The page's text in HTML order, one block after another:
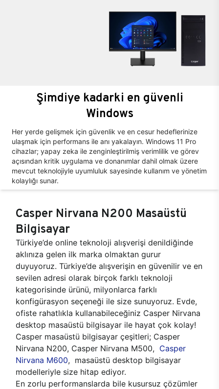
Şimdiye kadarki en güvenli
Windows
Her yerde gelişmek için güvenlik ve en cesur hedeflerinize
ulaşmak için performans ile anı yakalayın. Windows 11 Pro
cihazlar; yapay zeka ile zenginleştirilmiş verimlilik ve görev
açısından kritik uygulama ve donanımlar dahil olmak üzere
mevcut teknolojiyle uyumluluk sayesinde kullanım ve yönetim
kolaylığı sunar.
Casper Nirvana N200 Masaüstü
Bilgisayar
Türkiye’de online teknoloji alışverişi denildiğinde
aklınıza gelen ilk marka olmaktan gurur
duyuyoruz. Türkiye’de alışverişin en güvenilir ve en
sevilen adresi olarak birçok farklı teknoloji
kategorisinde ürünü, milyonlarca farklı
konfigürasyon seçeneği ile size sunuyoruz. Evde,
ofiste rahatlıkla kullanabileceğiniz Casper Nirvana
desktop masaüstü bilgisayar ile hayat çok kolay!
Casper masaüstü bilgisayar çeşitleri; Casper
Nirvana N200, Casper Nirvana M500, Casper
Nirvana M600, masaüstü desktop bilgisayar
modelleriyle size hitap ediyor.
En zorlu performanslarda bile kusursuz çözümler